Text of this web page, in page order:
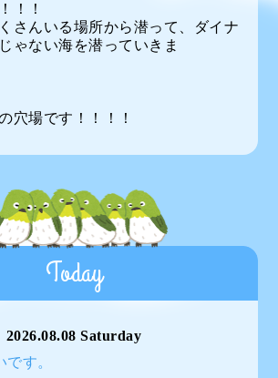
！！
さんいる場所から潜って、ダイナ
ゃない海を潜っていきま
穴場です！！！！
Today
2026.08.08 Saturday
す。